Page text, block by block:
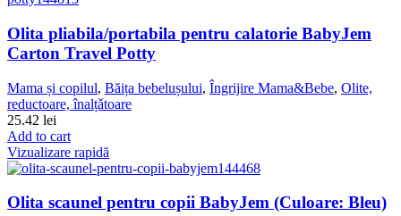
Olita pliabila/portabila pentru calatorie BabyJem
Carton Travel Potty
Mama și copilul, Băița bebelușului, Îngrijire Mama&Bebe, Olite,
reductoare, înalțǎtoare
25.42 lei
Add to cart
Vizualizare rapidă
Olita scaunel pentru copii BabyJem (Culoare: Bleu)